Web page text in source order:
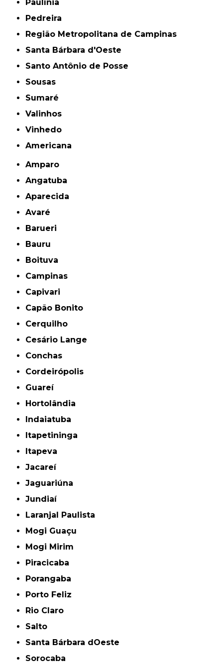
Paulínia
Pedreira
Região Metropolitana de Campinas
Santa Bárbara d'Oeste
Santo Antônio de Posse
Sousas
Sumaré
Valinhos
Vinhedo
americana
Amparo
Angatuba
Aparecida
Avaré
Barueri
Bauru
Boituva
Campinas
Capivari
Capão Bonito
Cerquilho
Cesário Lange
Conchas
Cordeirópolis
Guareí
Hortolândia
Indaiatuba
Itapetininga
Itapeva
Jacareí
Jaguariúna
Jundiaí
Laranjal Paulista
Mogi Guaçu
Mogi Mirim
Piracicaba
Porangaba
Porto Feliz
Rio Claro
Salto
Santa Bárbara dOeste
Sorocaba